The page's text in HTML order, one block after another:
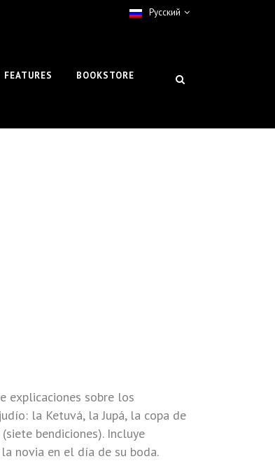
Pусский
FEATURES BOOKSTORE
explicaciones sobre los
la Ketuvá, la Jupá, la copa de
bendiciones). Incluye
novia en el día de su boda.